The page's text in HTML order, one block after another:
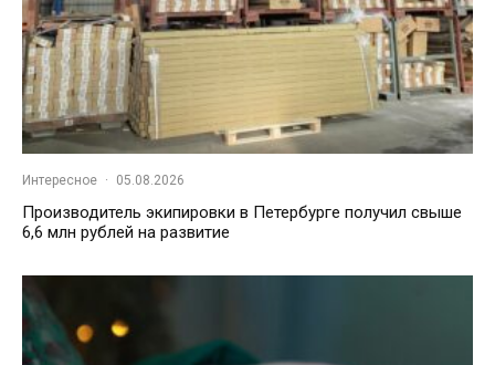
Интересное · 05.08.2026
Производитель экипировки в Петербурге получил свыше
6,6 млн рублей на развитие